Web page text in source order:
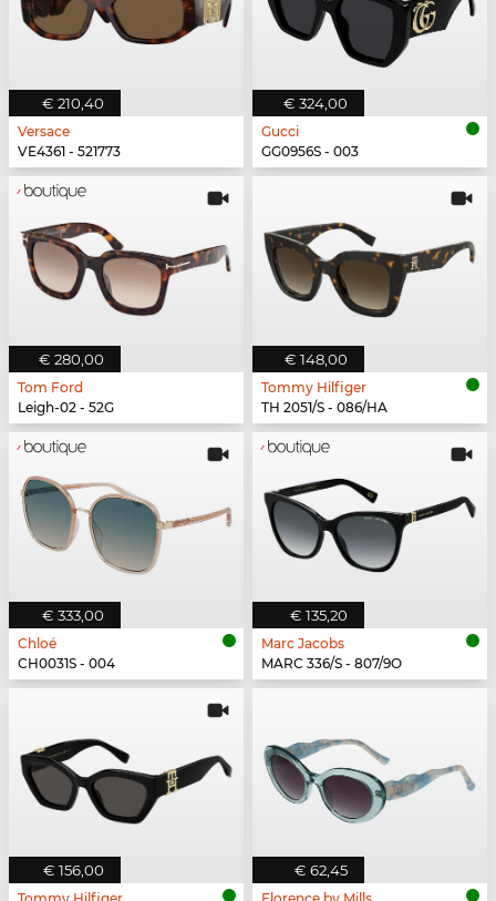
€ 210,40
Versace
VE4361 - 521773
€ 324,00
Gucci
GG0956S - 003
€ 280,00
Tom Ford
Leigh-02 - 52G
€ 148,00
Tommy Hilfiger
TH 2051/S - 086/HA
€ 333,00
Chloé
CH0031S - 004
€ 135,20
Marc Jacobs
MARC 336/S - 807/9O
€ 156,00 € 62,45